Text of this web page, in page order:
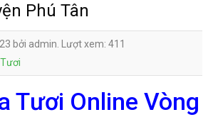
Phú Tân
bởi admin. Lượt xem: 411
Tươi Online Vòng